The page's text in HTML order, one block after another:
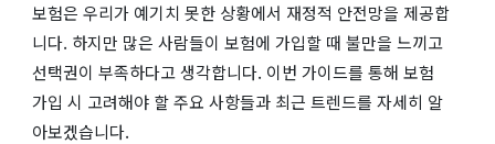
보험은 우리가 예기치 못한 상황에서 재정적 안전망을 제공합
니다. 하지만 많은 사람들이 보험에 가입할 때 불만을 느끼고
선택권이 부족하다고 생각합니다. 이번 가이드를 통해 보험
가입 시 고려해야 할 주요 사항들과 최근 트렌드를 자세히 알
아보겠습니다.